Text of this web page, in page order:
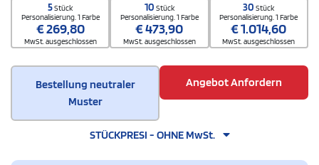
5Stück
Personalisierung. 1 Farbe
€269,80
MwSt. ausgeschlossen
10 Stück
Personalisierung. 1 Farbe
€473,90
MwSt. ausgeschlossen
30Stück
Personalisierung. 1 Farbe
€1.014,60
MwSt. ausgeschlossen
Bestellung neutraler
Muster
Angebot Anfordern
STÜCKPRESI - OHNE MwSt.